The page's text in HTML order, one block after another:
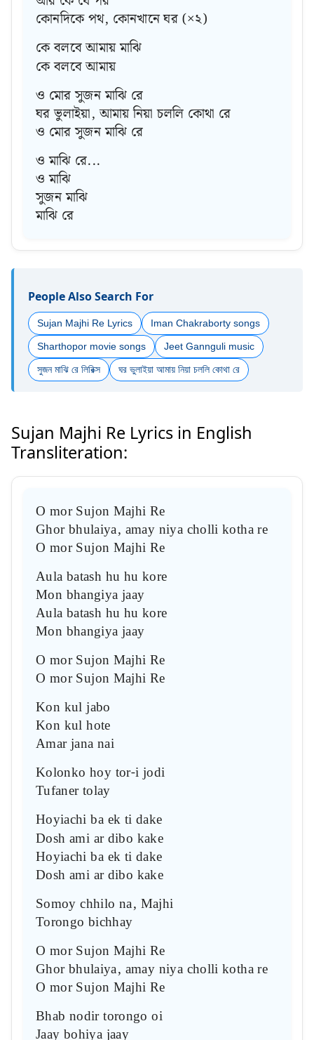
কোনদিকে পথ, কোনখানে ঘর (×২)
কে বলবে আমায় মাঝি
কে বলবে আমায়
ও মোর সুজন মাঝি রে
ঘর ভুলাইয়া, আমায় নিয়া চললি কোথা রে
ও মোর সুজন মাঝি রে
ও মাঝি রে...
ও মাঝি
সুজন মাঝি
মাঝি রে
People Also Search For
Sujan Majhi Re Lyrics Iman Chakraborty songs
Sharthopor movie songs Jeet Gannguli music
সুজন মাঝি রে লিরিক্স ঘর ভুলাইয়া আমায় নিয়া চললি কোথা রে
Sujan Majhi Re Lyrics in English
Transliteration:
O mor Sujon Majhi Re
Ghor bhulaiya, amay niya cholli kotha re
O mor Sujon Majhi Re
Aula batash hu hu kore
Mon bhangiya jaay
Aula batash hu hu kore
Mon bhangiya jaay
O mor Sujon Majhi Re
O mor Sujon Majhi Re
Kon kul jabo
Kon kul hote
Amar jana nai
Kolonko hoy tor-i jodi
Tufaner tolay
Hoyiachi ba ek ti dake
Dosh ami ar dibo kake
Hoyiachi ba ek ti dake
Dosh ami ar dibo kake
Somoy chhilo na, Majhi
Torongo bichhay
O mor Sujon Majhi Re
Ghor bhulaiya, amay niya cholli kotha re
O mor Sujon Majhi Re
Bhab nodir torongo oi
Jaay bohiya jaay